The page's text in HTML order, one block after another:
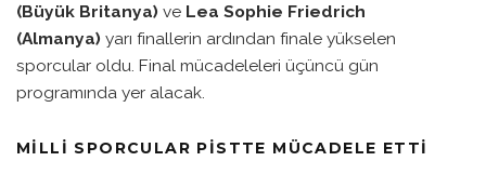
(Büyük Britanya) ve Lea Sophie Friedrich
(Almanya) yarı finallerin ardından finale yükselen
sporcular oldu. Final mücadeleleri üçüncü gün
programında yer alacak.
MILLI SPORCULAR PISTTE MÜCADELE ETTI